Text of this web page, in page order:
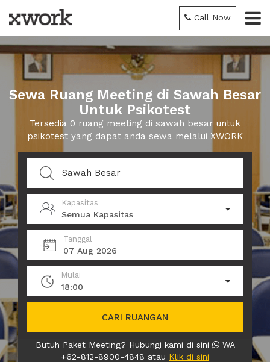
Call Now
Sewa Ruang Meeting di Sawah Besar
Untuk Psikotest
Tersedia 0 ruang meeting di sawah besar untuk
psikotest yang dapat anda sewa melalui XWORK
Kapasitas
Semua Kapasitas
Tanggal
07 Aug 2026
Mulai
18:00
CARI RUANGAN
Butuh Paket Meeting? Hubungi kami di sini
WA
+62-812-8900-4848 atau Klik di sini